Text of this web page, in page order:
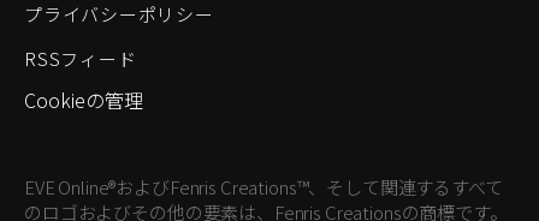
プライバシーポリシー
RSSフィード
Cookieの管理
EVE Online®およびFenris Creations™、そして関連するすべて
のロゴおよびその他の要素は、Fenris Creationsの商標です。